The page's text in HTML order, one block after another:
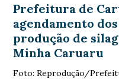
Prefeitura de
agendamento
produção de
Minha Caruaru
Foto: Reprodução/